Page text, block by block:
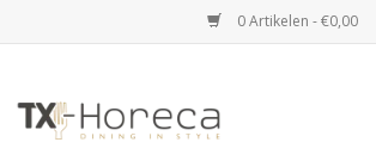
0 Artikelen - €0,00